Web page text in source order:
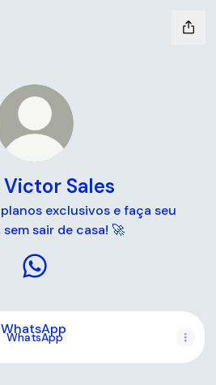
Victor Sales
exclusivos e faça seu
sair de casa! 🚀
WhatsApp